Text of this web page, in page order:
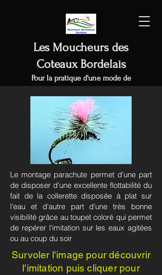
Les Moucheurs des
Coteaux Bordelais
Pour la pratique d'une mode de
pêcheéco-responsable
Le montage parachute permet d'une part
de disposer d'une excellente flottabilité du
fait de la collerette disposée à plat sur
l'eau et d'autre part d'une très bonne
visibilité grâce au toupet coloré qui permet
de repérer l'imitation sur les eaux agitées
ou au coup du soir
Survoler l'image pour découvrir
l'imitation puis cliquer pour